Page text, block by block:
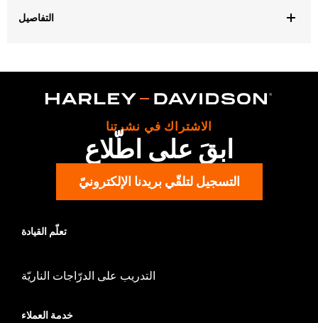
التفاصيل
Functional Features:Pockets,Button Front
d.com/warrantyfor full details
الاشتراك في نشرتنا
ابقَ على اطّلاع
التسجيل لتلقّي بريدنا الإلكترونيّ
تعلّم القيادة
التدريب على الدرّاجات الناريّة
خدمة العملاء